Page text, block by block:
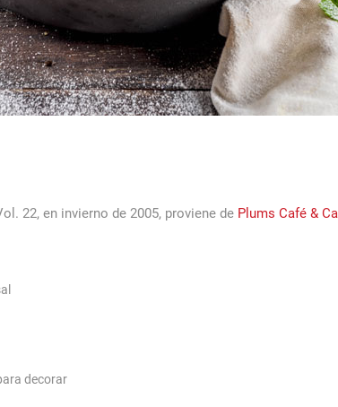
22, en invierno de 2005, proviene de Plums Café &
decorar